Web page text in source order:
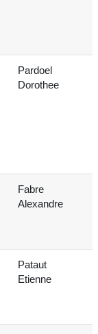
Pardoel
Dorothee
Fabre
Alexandre
Pataut
Etienne